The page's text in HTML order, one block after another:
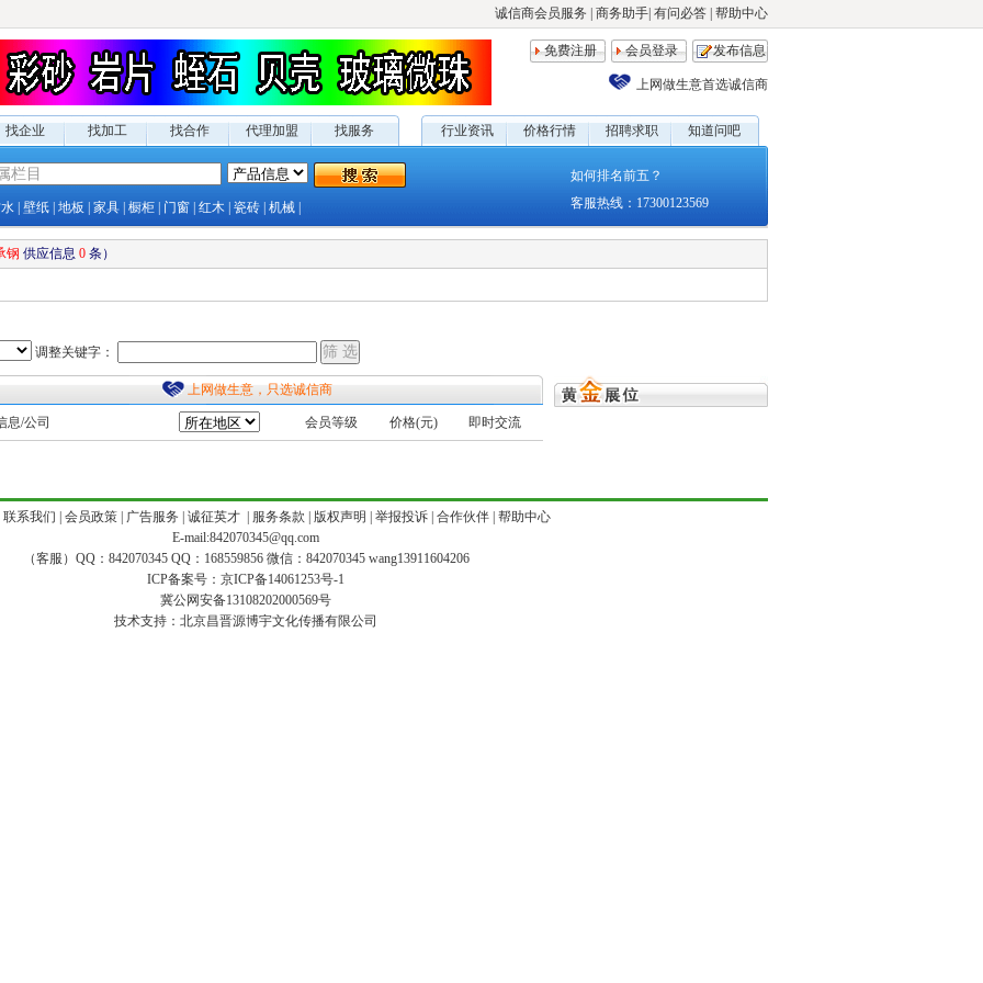
诚信商会员服务 商务助手 有问必答 帮助中心
免费注册 会员登录 发布信息
上网做生意首选诚信商
找企业 找加工 找合作 代理加盟 找服务 行业资讯 价格行情 招聘求职 知道问吧
壁纸 地板 家具 橱柜 门窗 红木 瓷砖 机械
如何排名前五？
客服热线：17300123569
钢 供应信息 0 条）
调整关键字：
上网做生意，只选诚信商
息/公司 会员等级 价格(元) 即时交流
联系我们 会员政策| 广告服务 诚征英才 服务条款 版权声明 举报投诉| 合作伙伴| 帮助中心
E-mail:842070345@qq.com
（客服）QQ：842070345 QQ：168559856 微信：842070345 wang13911604206
ICP备案号： 京ICP备14061253号-1
冀公网安备13108202000569号
技术支持： 北京昌晋源博宇文化传播有限公司